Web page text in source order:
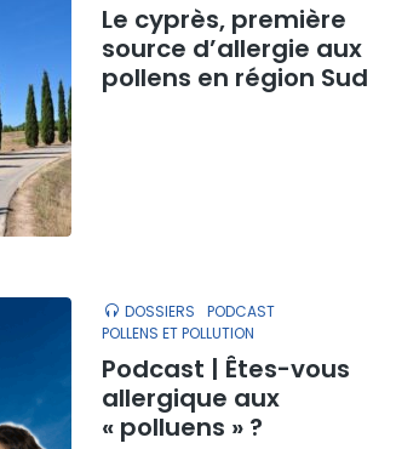
Le cyprès, première
source d’allergie aux
pollens en région Sud
DOSSIERS
PODCAST
POLLENS ET POLLUTION
Podcast | Êtes-vous
allergique aux
« polluens » ?